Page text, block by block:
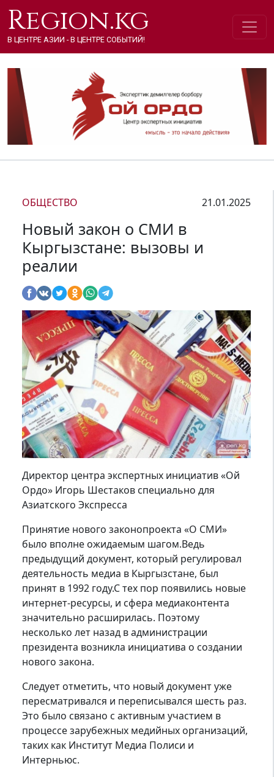
Region.kg
В ЦЕНТРЕ АЗИИ - В ЦЕНТРЕ СОБЫТИЙ!
ОБЩЕСТВО 21.01.2025
Новый закон о СМИ в
Кыргызстане: вызовы и
реалии
Директор центра экспертных инициатив «Ой
Ордо» Игорь Шестаков специально для
Азиатского Экспресса
Принятие нового законопроекта «О СМИ»
было вполне ожидаемым шагом.Ведь
предыдущий документ, который регулировал
деятельность медиа в Кыргызстане, был
принят в 1992 году.С тех пор появились новые
интернет-ресурсы, и сфера медиаконтента
значительно расширилась. Поэтому
несколько лет назад в администрации
президента возникла инициатива о создании
нового закона.
Следует отметить, что новый документ уже
пересматривался и переписывался шесть раз.
Это было связано с активным участием в
процессе зарубежных медийных организаций,
таких как Институт Медиа Полиси и
Интерньюс.